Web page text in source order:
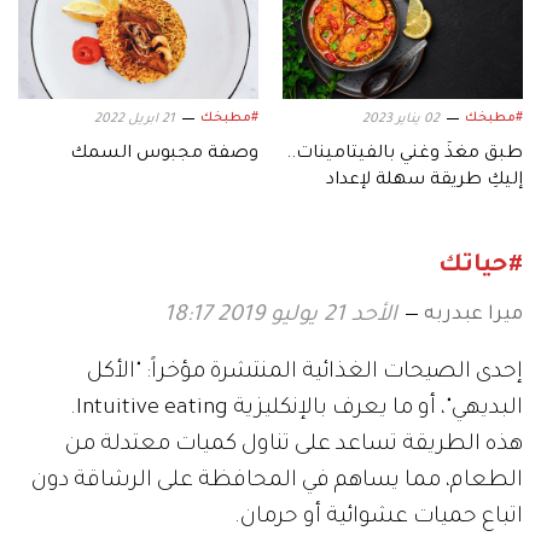
#مطبخك 02 يناير 2023
طبق مغذٍّ وغني بالفيتامينات..
إليكِ طريقة سهلة لإعداد
#مطبخك 21 ابريل 2022
وصفة مجبوس السمك
#حياتك
ميرا عبدربه الأحد 21 يوليو 2019 18:17
إحدى الصيحات الغذائية المنتشرة مؤخراً: "الأكل
البديهي"، أو ما يعرف بالإنكليزية Intuitive eating.
هذه الطريقة تساعد على تناول كميات معتدلة من
الطعام، مما يساهم في المحافظة على الرشاقة دون
اتباع حميات عشوائية أو حرمان.